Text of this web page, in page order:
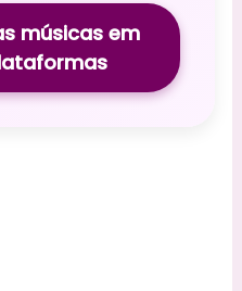
músicas em